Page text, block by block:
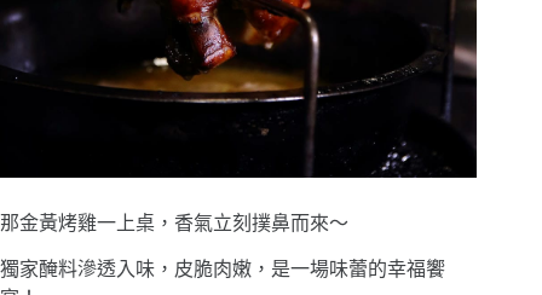
那金黃烤雞一上桌，香氣立刻撲鼻而來〜
獨家醃料滲透入味，皮脆肉嫩，是一場味蕾的幸福饗